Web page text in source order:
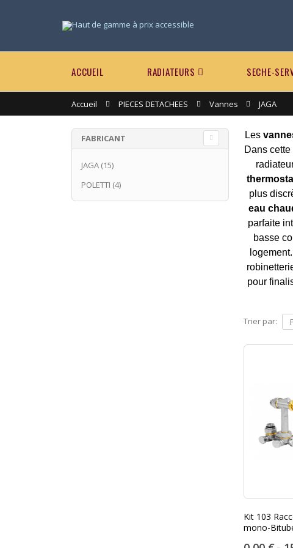
ACCUEIL RADIATEURS SECHE-
Accueil PIECES DETACHEES Vannes JAGA
Les
Dans
plus
eau
parfaite
basse
pour
Trier par:
Kit 103
mono-
FABRICANT
JAGA (15)
POLETTI (4)